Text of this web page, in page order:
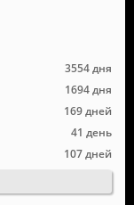
3554 дня
1694 дня
169 дней
41 день
107 дней